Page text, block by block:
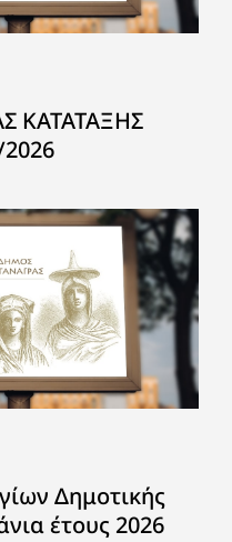
ΚΑΤΑΤΑΞΗΣ
Δημοτικής
έτους 2026